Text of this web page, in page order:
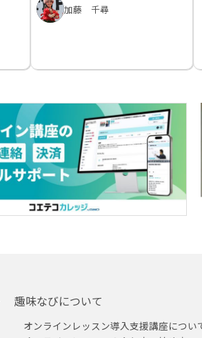
加藤 千尋
趣味なびについて
オンラインレッスン導入支援講座につい